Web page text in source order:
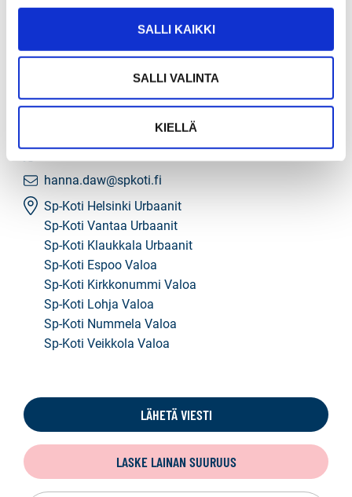
SALLI KAIKKI
SALLI VALINTA
KIELLÄ
HANNA DAW
Sp-Koti Urbaanit | Asuntohorisontti Oy, 3532645-7
hanna.daw@spkoti.fi
Sp-Koti Helsinki Urbaanit
Sp-Koti Vantaa Urbaanit
Sp-Koti Klaukkala Urbaanit
Sp-Koti Espoo Valoa
Sp-Koti Kirkkonummi Valoa
Sp-Koti Lohja Valoa
Sp-Koti Nummela Valoa
Sp-Koti Veikkola Valoa
LÄHETÄ VIESTI
LASKE LAINAN SUURUUS